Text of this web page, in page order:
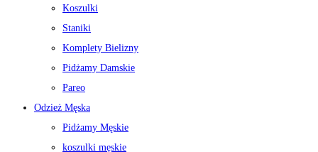
Koszulki
Staniki
Komplety Bielizny
Pidżamy Damskie
Pareo
Odzież Męska
Pidżamy Męskie
koszulki męskie